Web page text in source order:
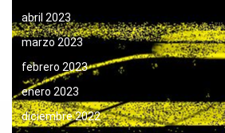
abril 2023
marzo 2023
febrero 2023
enero 2023
diciembre 2022